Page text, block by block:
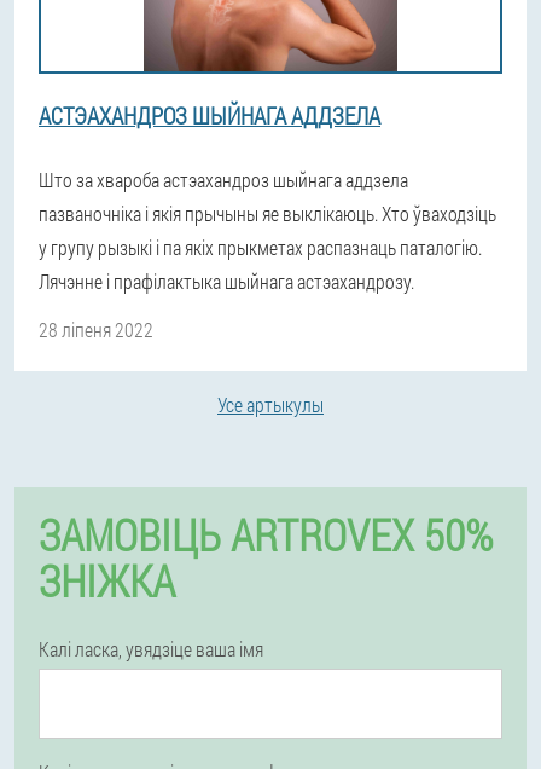
АСТЭАХАНДРОЗ ШЫЙНАГА АДДЗЕЛА
Што за хвароба астэахандроз шыйнага аддзела
пазваночніка і якія прычыны яе выклікаюць. Хто ўваходзіць
у групу рызыкі і па якіх прыкметах распазнаць паталогію.
Лячэнне і прафілактыка шыйнага астэахандрозу.
28 ліпеня 2022
Усе артыкулы
ЗАМОВІЦЬ ARTROVEX 50%
ЗНІЖКА
Калі ласка, увядзіце ваша імя